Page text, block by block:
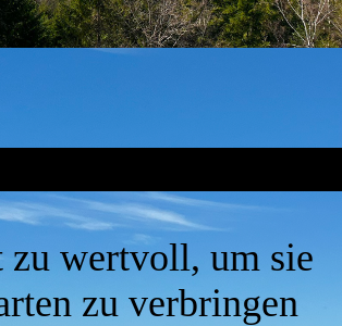
zu wertvoll, um sie
zu verbringen